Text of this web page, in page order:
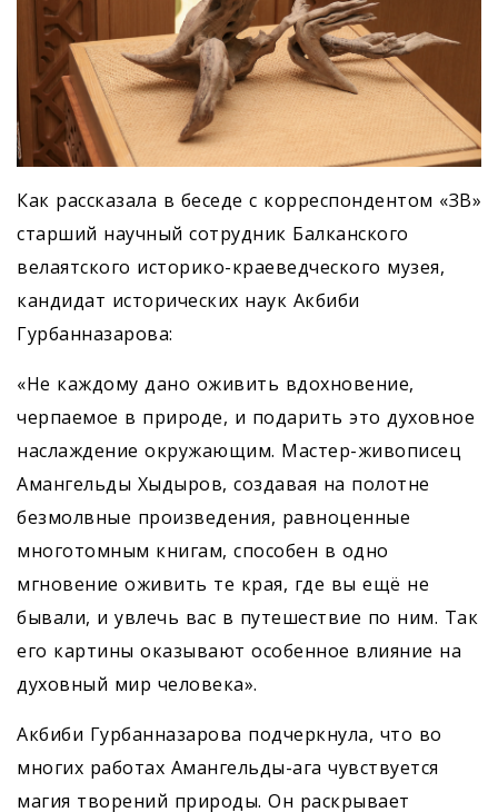
Как рассказала в беседе с корреспондентом «ЗВ»
старший научный сотрудник Балканского
велаятского историко-краеведческого музея,
кандидат исторических наук Акбиби
Гурбанназарова:
«Не каждому дано оживить вдохновение,
черпаемое в природе, и подарить это духовное
наслаждение окружающим. Мастер-живописец
Амангельды Хыдыров, создавая на полотне
безмолвные произведения, равноценные
многотомным книгам, способен в одно
мгновение оживить те края, где вы ещё не
бывали, и увлечь вас в путешествие по ним. Так
его картины оказывают особенное влияние на
духовный мир человека».
Акбиби Гурбанназарова подчеркнула, что во
многих работах Амангельды-ага чувствуется
магия творений природы. Он раскрывает